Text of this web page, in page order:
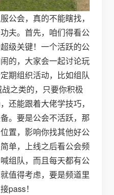
公会，真的不能瞎找，
夫。首先，咱们得看公
级关键！一个活跃的公
的，大家会一起讨论玩
期组织活动，比如组队
之类的，只要你积极
还能跟着大佬学技巧，
。要是公会不活跃，那
置，影响你找其他好公
单，上线之后看公会频
组队，而且每天都有公
值得考虑，要是频道里
pass！